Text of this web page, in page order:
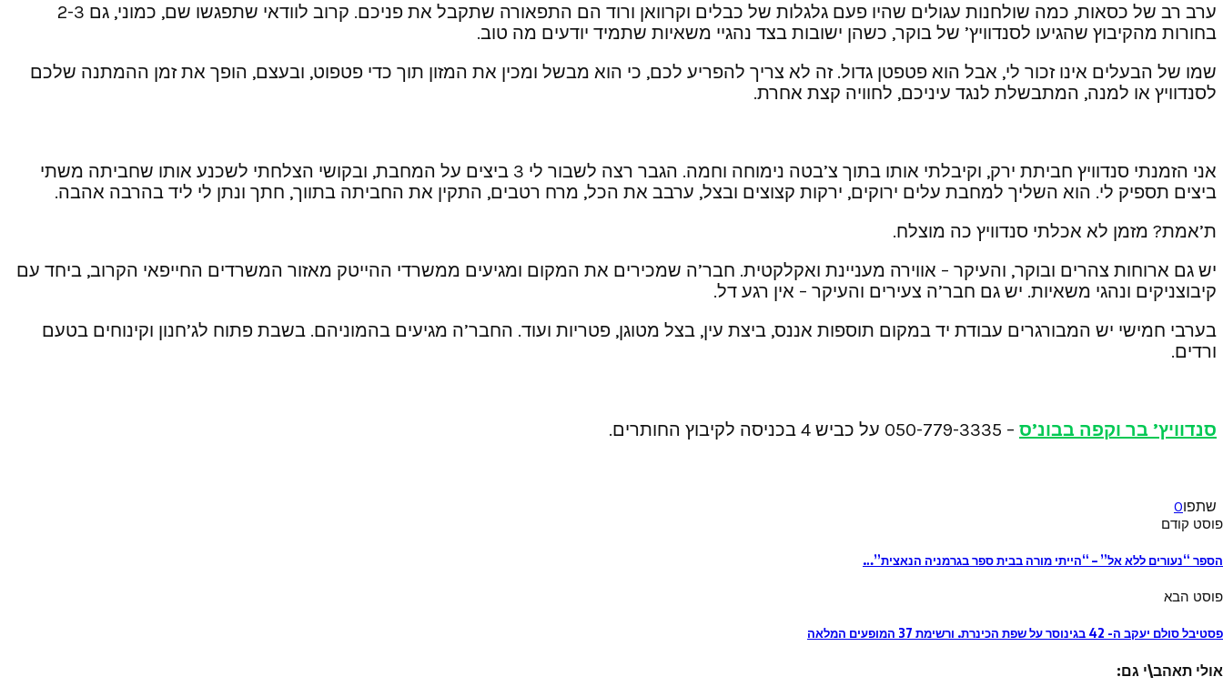
ערב רב של כסאות, כמה שולחנות עגולים שהיו פעם גלגלות של כבלים וקרוואן ורוד הם התפאורה שתקבל את פניכם. קרוב לוודאי שתפגשו שם, כמוני, גם 2-3
בחורות מהקיבוץ שהגיעו לסנדוויץ’ של בוקר, כשהן ישובות בצד נהגיי משאיות שתמיד יודעים מה טוב.
שמו של הבעלים אינו זכור לי, אבל הוא פטפטן גדול. זה לא צריך להפריע לכם, כי הוא מבשל ומכין את המזון תוך כדי פטפוט, ובעצם, הופך את זמן ההמתנה שלכם
לסנדוויץ או למנה, המתבשלת לנגד עיניכם, לחוויה קצת אחרת.
אני הזמנתי סנדוויץ חביתת ירק, וקיבלתי אותו בתוך צ’בטה נימוחה וחמה. הגבר רצה לשבור לי 3 ביצים על המחבת, ובקושי הצלחתי לשכנע אותו שחביתה משתי
ביצים תספיק לי. הוא השליך למחבת עלים ירוקים, ירקות קצוצים ובצל, ערבב את הכל, מרח רטבים, התקין את החביתה בתווך, חתך ונתן לי ליד בהרבה אהבה.
ת’אמת? מזמן לא אכלתי סנדוויץ כה מוצלח.
יש גם ארוחות צהרים ובוקר, והעיקר – אווירה מעניינת ואקלקטית. חבר’ה שמכירים את המקום ומגיעים ממשרדי ההייטק מאזור המשרדים החייפאי הקרוב, ביחד עם
קיבוצניקים ונהגי משאיות. יש גם חבר’ה צעירים והעיקר – אין רגע דל.
בערבי חמישי יש המבורגרים עבודת יד במקום תוספות אננס, ביצת עין, בצל מטוגן, פטריות ועוד. החבר’ה מגיעים בהמוניהם. בשבת פתוח לג’חנון וקינוחים בטעם
ורדים.
סנדוויץ’ בר וקפה בבונ’ס – ‏050-779-3335‏ על כביש 4 בכניסה לקיבוץ החותרים.
שתפו0
פוסט קודם
הספר “נעורים ללא אל” – “הייתי מורה בבית ספר בגרמניה הנאצית”…
פוסט הבא
פסטיבל סולם יעקב ה- 42 בגינוסר על שפת הכינרת. ורשימת 37 המופעים המלאה
אולי תאהב\י גם: